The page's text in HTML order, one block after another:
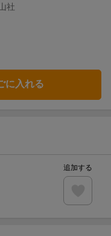
社
に入れる
追加する